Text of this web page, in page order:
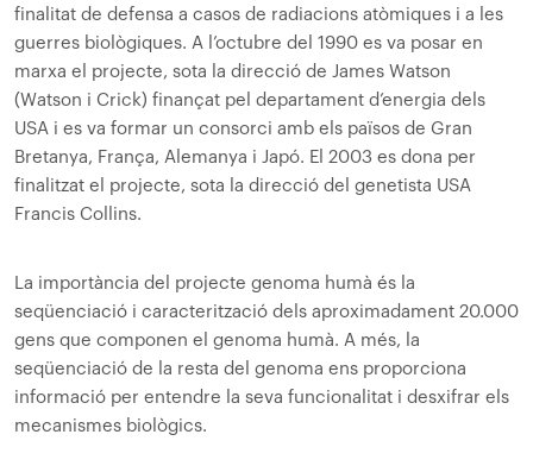
finalitat de defensa a casos de radiacions atòmiques i a les
guerres biològiques. A l’octubre del 1990 es va posar en
marxa el projecte, sota la direcció de James Watson
(Watson i Crick) finançat pel departament d’energia dels
USA i es va formar un consorci amb els països de Gran
Bretanya, França, Alemanya i Japó. El 2003 es dona per
finalitzat el projecte, sota la direcció del genetista USA
Francis Collins.
La importància del projecte genoma humà és la
seqüenciació i caracterització dels aproximadament 20.000
gens que componen el genoma humà. A més, la
seqüenciació de la resta del genoma ens proporciona
informació per entendre la seva funcionalitat i desxifrar els
mecanismes biològics.